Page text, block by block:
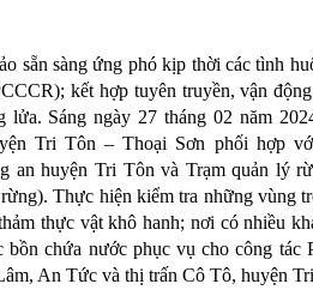
sàng ứng phó kịp thời các tình
kết hợp tuyên truyền, vận
lửa. Sáng ngày 27 tháng 02 năm
Tri Tôn – Thoại Sơn phối hợp
an huyện Tri Tôn và Trạm quản lý
Thực hiện kiểm tra những vùng
thực vật khô hanh; nơi có nhiều
bồn chứa nước phục vụ cho công
An Tức và thị trấn Cô Tô, huyện